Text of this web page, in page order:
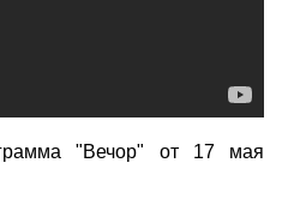
"Вечор" от 17 мая